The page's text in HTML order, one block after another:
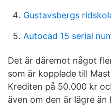
Gustavsbergs
Autocad 15 serial
Det är däremot något
som är kopplade till
Krediten på 50.000 kr
även om den är lägre